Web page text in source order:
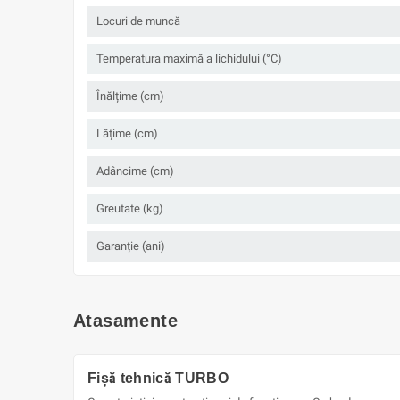
Locuri de muncă
Temperatura maximă a lichidului (°C)
Înălțime (cm)
Lățime (cm)
Adâncime (cm)
Greutate (kg)
Garanție (ani)
Atasamente
Fișă tehnică TURBO